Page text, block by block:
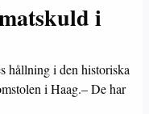
i
hållning i den historiska
i Haag.– De har